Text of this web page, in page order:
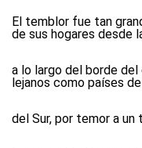
El temblor fue tan
de sus hogares desde
a lo largo del borde
lejanos como países
del Sur, por temor a un